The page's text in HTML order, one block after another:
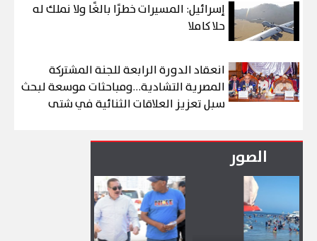
إسرائيل: المسيرات خطرًا بالغًا ولا نملك له
حلا كاملا
انعقاد الدورة الرابعة للجنة المشتركة
المصرية التشادية…ومباحثات موسعة لبحث
سبل تعزيز العلاقات الثنائية في شتى
الصور